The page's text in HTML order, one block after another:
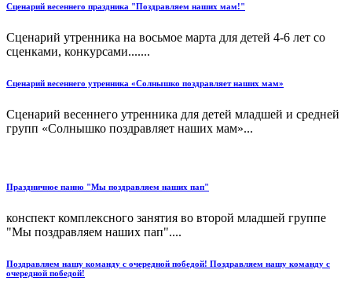
Сценарий весеннего праздника "Поздравляем наших мам!"
Сценарий утренника на восьмое марта для детей 4-6 лет со
сценками, конкурсами.......
Сценарий весеннего утренника «Солнышко поздравляет наших мам»
Сценарий весеннего утренника для детей младшей и средней
групп «Солнышко поздравляет наших мам»...
Праздничное панно "Мы поздравляем наших пап"
конспект комплексного занятия во второй младшей группе
"Мы поздравляем наших пап"....
Поздравляем нашу команду с очередной победой! Поздравляем нашу команду с
очередной победой!